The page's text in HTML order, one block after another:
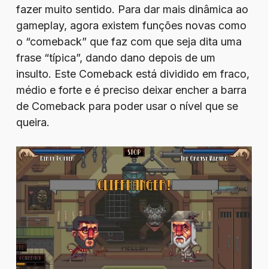
fazer muito sentido. Para dar mais dinâmica ao
gameplay, agora existem funções novas como
o “comeback” que faz com que seja dita uma
frase “típica”, dando dano depois de um
insulto. Este Comeback está dividido em fraco,
médio e forte e é preciso deixar encher a barra
de Comeback para poder usar o nível que se
queira.